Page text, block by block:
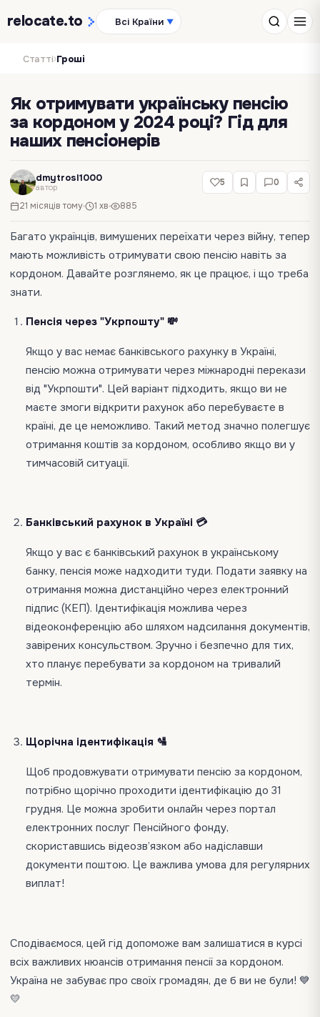
relocate.to Всі Країни ▼
Статті›Гроші
Як отримувати українську пенсію
за кордоном у 2024 році? Гід для
наших пенсіонерів
dmytrosl1000
автор
21 місяців тому 1 хв 885
5 0
Багато українців, вимушених переїхати через війну, тепер
мають можливість отримувати свою пенсію навіть за
кордоном. Давайте розглянемо, як це працює, і що треба
знати.
Пенсія через "Укрпошту" 💸
Якщо у вас немає банківського рахунку в Україні,
пенсію можна отримувати через міжнародні перекази
від "Укрпошти". Цей варіант підходить, якщо ви не
маєте змоги відкрити рахунок або перебуваєте в
країні, де це неможливо. Такий метод значно полегшує
отримання коштів за кордоном, особливо якщо ви у
тимчасовій ситуації.
Банківський рахунок в Україні 💳
Якщо у вас є банківський рахунок в українському
банку, пенсія може надходити туди. Подати заявку на
отримання можна дистанційно через електронний
підпис (КЕП). Ідентифікація можлива через
відеоконференцію або шляхом надсилання документів,
завірених консульством. Зручно і безпечно для тих,
хто планує перебувати за кордоном на тривалий
термін.
Щорічна ідентифікація 🛂
Щоб продовжувати отримувати пенсію за кордоном,
потрібно щорічно проходити ідентифікацію до 31
грудня. Це можна зробити онлайн через портал
електронних послуг Пенсійного фонду,
скориставшись відеозв’язком або надіславши
документи поштою. Це важлива умова для регулярних
виплат!​
Сподіваємося, цей гід допоможе вам залишатися в курсі
всіх важливих нюансів отримання пенсії за кордоном.
Україна не забуває про своїх громадян, де б ви не були! 💙
💛